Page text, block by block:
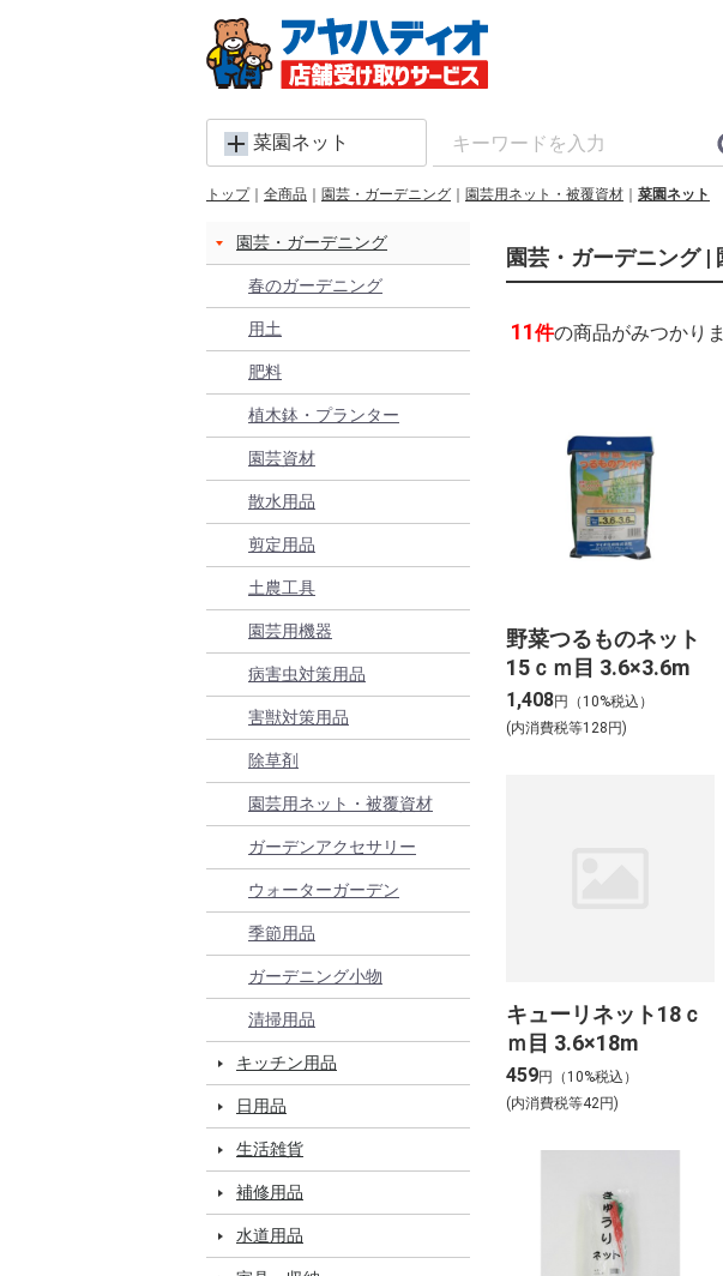
菜園ネット
トップ 全商品 園芸・ガーデニング 園芸用ネット・被覆資材 菜園ネット
園芸・ガーデニング
春のガーデニング
用土
肥料
植木鉢・プランター
園芸資材
散水用品
剪定用品
土農工具
園芸用機器
病害虫対策用品
害獣対策用品
除草剤
園芸用ネット・被覆資材
ガーデンアクセサリー
ウォーターガーデン
季節用品
ガーデニング小物
清掃用品
キッチン用品
日用品
生活雑貨
補修用品
水道用品
園芸・ガーデニング |
11件の商品がみつかりま
野菜つるものネット
15ｃｍ目 3.6×3.6m
1,408円（10%税込）
(内消費税等128円)
キューリネット18ｃ
ｍ目 3.6×18m
459円（10%税込）
(内消費税等42円)